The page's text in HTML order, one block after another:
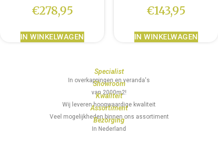
€278,95
IN WINKELWAGEN
€143,95
IN WINKELWAGEN
Specialist
In overkappingen en veranda's
Showroom
van 2000m2!
Kwaliteit
Wij leveren hoogwaardige kwaliteit
Assortiment
Veel mogelijkheden binnen ons assortiment
Bezorging
In Nederland